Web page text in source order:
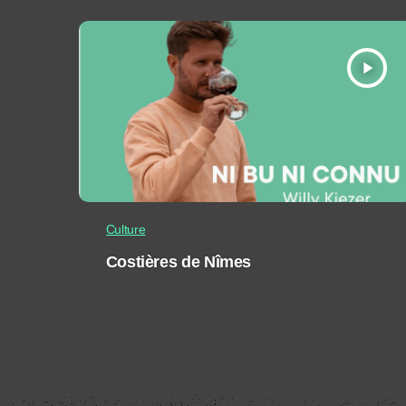
play_arrow
Culture
Costières de Nîmes